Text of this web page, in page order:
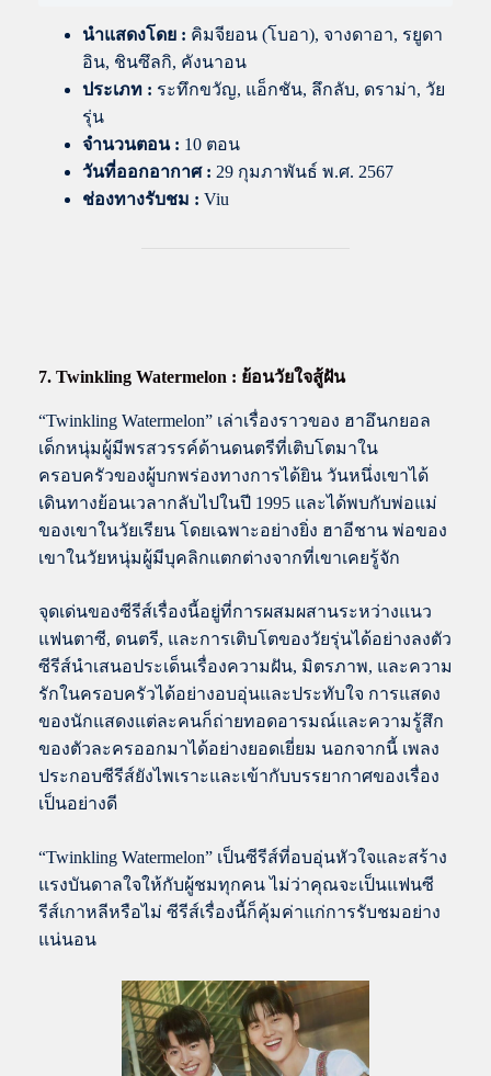
นำแสดงโดย : คิมจียอน (โบอา), จางดาอา, รยูดา
อิน, ชินซึลกิ, คังนาอน
ประเภท : ระทึกขวัญ, แอ็กชัน, ลึกลับ, ดราม่า, วัย
รุ่น
จำนวนตอน : 10 ตอน
วันที่ออกอากาศ : 29 กุมภาพันธ์ พ.ศ. 2567
ช่องทางรับชม : Viu
7. Twinkling Watermelon : ย้อนวัยใจสู้ฝัน
“Twinkling Watermelon” เล่าเรื่องราวของ ฮาอึนกยอล
เด็กหนุ่มผู้มีพรสวรรค์ด้านดนตรีที่เติบโตมาใน
ครอบครัวของผู้บกพร่องทางการได้ยิน วันหนึ่งเขาได้
เดินทางย้อนเวลากลับไปในปี 1995 และได้พบกับพ่อแม่
ของเขาในวัยเรียน โดยเฉพาะอย่างยิ่ง ฮาอีชาน พ่อของ
เขาในวัยหนุ่มผู้มีบุคลิกแตกต่างจากที่เขาเคยรู้จัก
จุดเด่นของซีรีส์เรื่องนี้อยู่ที่การผสมผสานระหว่างแนว
แฟนตาซี, ดนตรี, และการเติบโตของวัยรุ่นได้อย่างลงตัว
ซีรีส์นำเสนอประเด็นเรื่องความฝัน, มิตรภาพ, และความ
รักในครอบครัวได้อย่างอบอุ่นและประทับใจ การแสดง
ของนักแสดงแต่ละคนก็ถ่ายทอดอารมณ์และความรู้สึก
ของตัวละครออกมาได้อย่างยอดเยี่ยม นอกจากนี้ เพลง
ประกอบซีรีส์ยังไพเราะและเข้ากับบรรยากาศของเรื่อง
เป็นอย่างดี
“Twinkling Watermelon” เป็นซีรีส์ที่อบอุ่นหัวใจและสร้าง
แรงบันดาลใจให้กับผู้ชมทุกคน ไม่ว่าคุณจะเป็นแฟนซี
รีส์เกาหลีหรือไม่ ซีรีส์เรื่องนี้ก็คุ้มค่าแก่การรับชมอย่าง
แน่นอน